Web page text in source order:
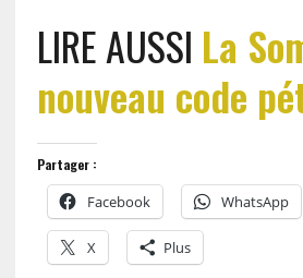
LIRE AUSSI La
nouveau code
Partager :
Facebook WhatsApp
X Plus